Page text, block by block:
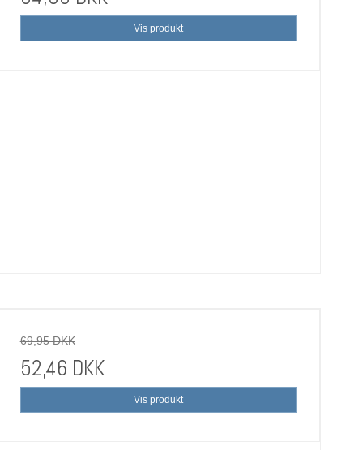
Vis produkt
69,95 DKK
52,46 DKK
Vis produkt